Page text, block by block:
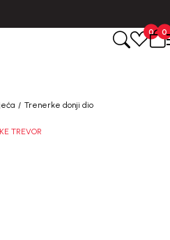
0 0
Trenerke donji dio
TREVOR
se i osvoji
Tiket koda!